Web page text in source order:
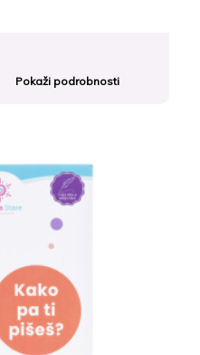
Pokaži podrobnosti